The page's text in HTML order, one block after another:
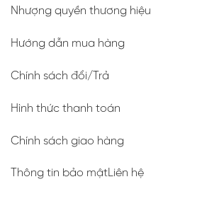
Nhượng quyền thương hiệu
Hướng dẫn mua hàng
Chính sách đổi/Trả
Hình thức thanh toán
Chính sách giao hàng
Thông tin bảo mậtLiên hệ